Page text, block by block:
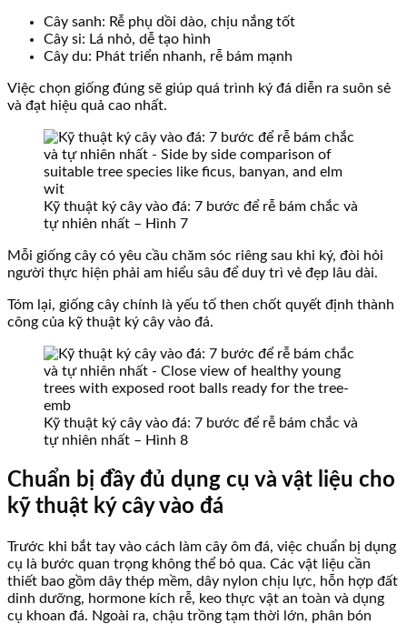
Cây sanh: Rễ phụ dồi dào, chịu nắng tốt
Cây si: Lá nhỏ, dễ tạo hình
Cây du: Phát triển nhanh, rễ bám mạnh
Việc chọn giống đúng sẽ giúp quá trình ký đá diễn ra suôn sẻ
và đạt hiệu quả cao nhất.
Kỹ thuật ký cây vào đá: 7 bước để rễ bám chắc và
tự nhiên nhất – Hình 7
Mỗi giống cây có yêu cầu chăm sóc riêng sau khi ký, đòi hỏi
người thực hiện phải am hiểu sâu để duy trì vẻ đẹp lâu dài.
Tóm lại, giống cây chính là yếu tố then chốt quyết định thành
công của kỹ thuật ký cây vào đá.
Kỹ thuật ký cây vào đá: 7 bước để rễ bám chắc và
tự nhiên nhất – Hình 8
Chuẩn bị đầy đủ dụng cụ và vật liệu cho
kỹ thuật ký cây vào đá
Trước khi bắt tay vào cách làm cây ôm đá, việc chuẩn bị dụng
cụ là bước quan trọng không thể bỏ qua. Các vật liệu cần
thiết bao gồm dây thép mềm, dây nylon chịu lực, hỗn hợp đất
dinh dưỡng, hormone kích rễ, keo thực vật an toàn và dụng
cụ khoan đá. Ngoài ra, chậu trồng tạm thời lớn, phân bón